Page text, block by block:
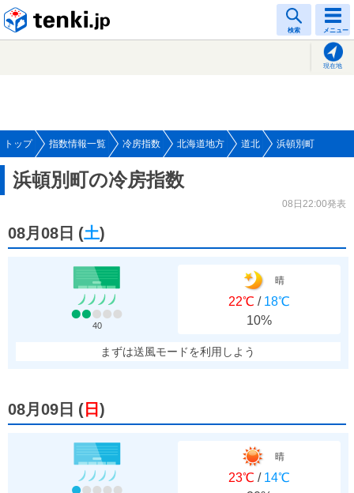
検索 メニュー
現在地
トップ 指数情報一覧 冷房指数 北海道地方 道北 浜頓別町
浜頓別町の冷房指数
08日22:00発表
08月08日 (土)
40
晴
22℃ / 18℃
10%
まずは送風モードを利用しよう
08月09日 ( 日 )
晴
23℃ / 14℃